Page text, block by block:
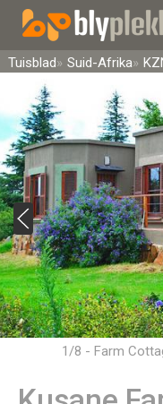
Tuisblad Suid-Afrika
1/8 - Farm